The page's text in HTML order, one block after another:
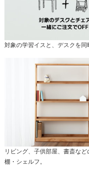
対象の学習イスと、デスクを同
リビング、子供部屋、書斎な
棚・シェルフ。